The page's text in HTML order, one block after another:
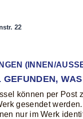
22
(INNEN/
GEFUNDEN,
können per Post
gesendet
nur im Werk